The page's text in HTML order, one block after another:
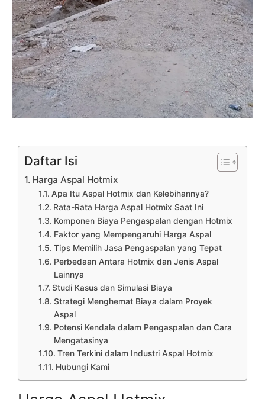
Daftar Isi
Harga Aspal Hotmix
Apa Itu Aspal Hotmix dan Kelebihannya?
Rata-Rata Harga Aspal Hotmix Saat Ini
Komponen Biaya Pengaspalan dengan Hotmix
Faktor yang Mempengaruhi Harga Aspal
Tips Memilih Jasa Pengaspalan yang Tepat
Perbedaan Antara Hotmix dan Jenis Aspal
Lainnya
Studi Kasus dan Simulasi Biaya
Strategi Menghemat Biaya dalam Proyek
Aspal
Potensi Kendala dalam Pengaspalan dan Cara
Mengatasinya
Tren Terkini dalam Industri Aspal Hotmix
Hubungi Kami